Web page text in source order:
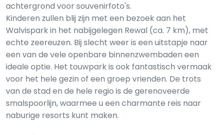
achtergrond voor souvenirfoto's.
Kinderen zullen blij zijn met een bezoek aan het
Walvispark in het nabijgelegen Rewal (ca. 7 km), met
echte zeereuzen. Bij slecht weer is een uitstapje naar
een van de vele openbare binnenzwembaden een
ideale optie. Het touwpark is ook fantastisch vermaak
voor het hele gezin of een groep vrienden. De trots
van de stad en de hele regio is de gerenoveerde
smalspoorlijn, waarmee u een charmante reis naar
naburige resorts kunt maken.